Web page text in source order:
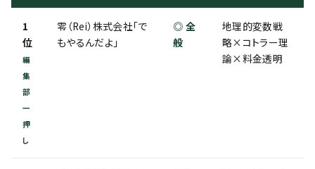
1
位
編
集
部
一
押
し
零（Rei）株式会社「で
もやるんだよ」
◎ 全
般
地理的変数戦
略×コトラー理
論×料金透明